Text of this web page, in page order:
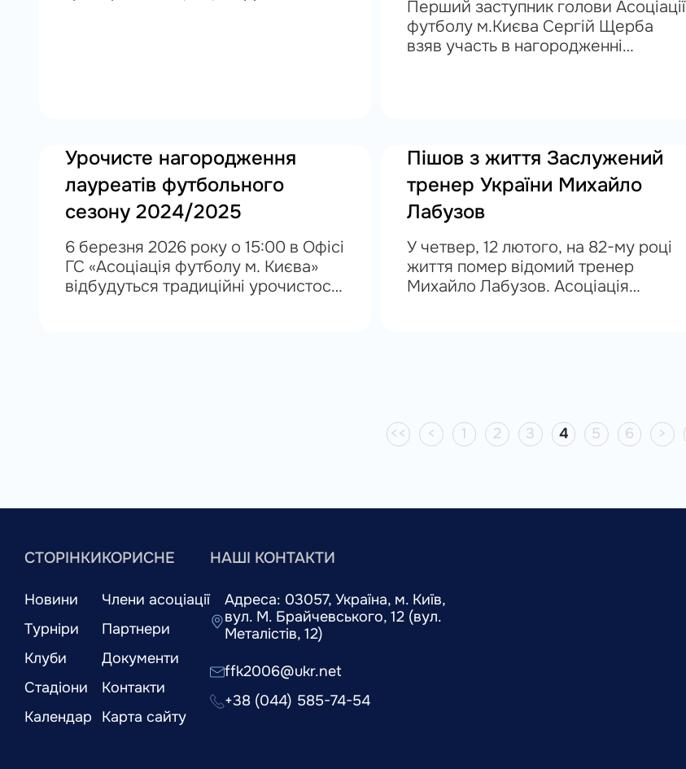
Перший заступник голови Асоціації
футболу м.Києва Сергій Щерба
взяв участь в нагородженні
Урочисте нагородження
лауреатів футбольного
сезону 2024/2025
6 березня 2026 року о 15:00 в Офісі
ГС «Асоціація футболу м. Києва»
відбудуться традиційні урочистості
Пішов з життя Заслужений
тренер України Михайло
Лабузов
У четвер, 12 лютого, на 82-му році
життя помер відомий тренер
Михайло Лабузов. Асоціація
<< < 1 2 3 4 5 6 >
СТОРІНКИ
Новини
Турніри
Клуби
Стадіони
Календар
КОРИСНЕ
Члени асоціації
Партнери
Документи
Контакти
Карта сайту
НАШІ КОНТАКТИ
Адреса: 03057, Україна, м. Київ,
вул. М. Брайчевського, 12 (вул.
Металістів, 12)
ffk2006@ukr.net
+38 (044) 585-74-54